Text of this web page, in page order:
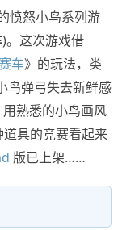
愤怒小鸟系列游
)。这次游戏借
车》的玩法，类
鸟弹弓失去新鲜感
熟悉的小鸟画风
具的竞赛看起来
版已上架……